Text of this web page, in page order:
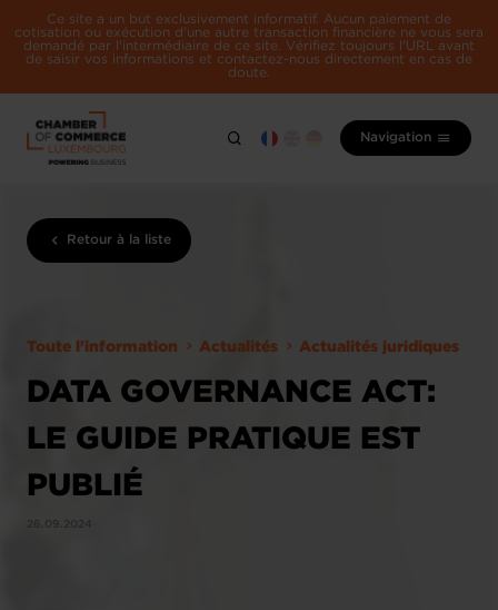
Ce site a un but exclusivement informatif. Aucun paiement de
cotisation ou exécution d'une autre transaction financière ne vous sera
demandé par l'intermédiaire de ce site. Vérifiez toujours l'URL avant
de saisir vos informations et contactez-nous directement en cas de
doute.
Navigation
Retour à la liste
Toute l'information Actualités Actualités juridiques
DATA GOVERNANCE ACT:
LE GUIDE PRATIQUE EST
PUBLIÉ